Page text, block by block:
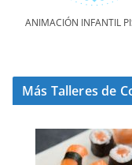
ANIMACIÓN INFANTIL
Más Talleres de